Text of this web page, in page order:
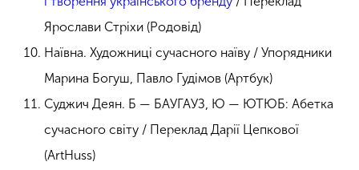
Ярослави Стріхи (Родовід)
Наївна. Художниці сучасного наїву / Упорядники
Марина Богуш, Павло Гудімов (Артбук)
Суджич Деян. Б — БАУГАУЗ, Ю — ЮТЮБ: Абетка
сучасного світу / Переклад Дарії Цепкової
(ArtHuss)